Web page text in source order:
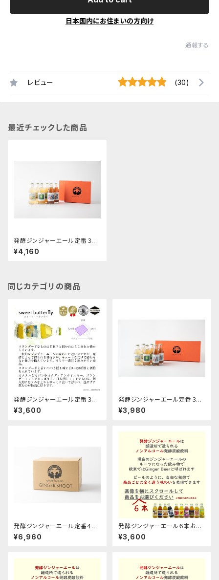
日本国内にお住まいの方向け
通報する
レビュー (30)
最近チェックした商品
発酵ジンジャーエール定番３種
ギフト箱×２箱セット
¥4,160
同じカテゴリの商品
発酵ジンジャーエール定番３種
の６本セット
¥3,600
発酵ジンジャーエール定番３種
の６本ギフト箱セット
¥3,980
発酵ジンジャーエール定番４種
の１２本箱セット
¥6,960
発酵ジンジャーエール６本お選
びくださいセット
¥3,600